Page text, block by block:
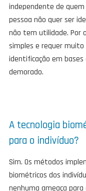
independente de
pessoa não quer ser
não tem utilidade. Por
simples e requer muito
identificação em bases
demorado.
A tecnologia
para o indivíduo?
Sim. Os métodos
biométricos dos
nenhuma ameaça